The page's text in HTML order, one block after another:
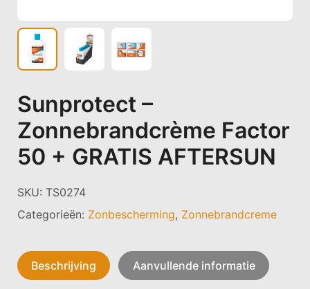
Sunprotect –
Zonnebrandcrème Factor
50 + GRATIS AFTERSUN
SKU: TS0274
Categorieën: Zonbescherming, Zonnebrandcreme
Beschrijving Aanvullende informatie